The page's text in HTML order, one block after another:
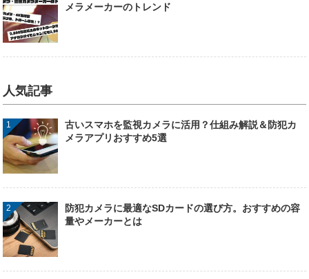
メラメーカーのトレンド
人気記事
古いスマホを監視カメラに活用？仕組み解説＆防犯カ
メラアプリおすすめ5選
防犯カメラに最適なSDカードの選び方。おすすめの容
量やメーカーとは